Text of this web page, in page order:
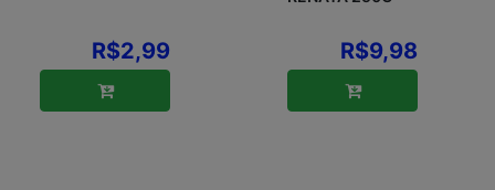
R$2,99 R$9,98